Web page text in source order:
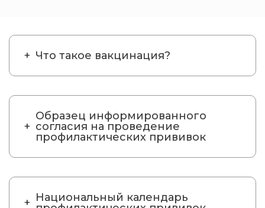
Что такое вакцинация?
Образец информированного
согласия на проведение
профилактических прививок
Национальный календарь